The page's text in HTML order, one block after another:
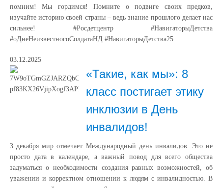
помним! Мы гордимся! Помните о подвиге своих предков,
изучайте историю своей страны – ведь знание прошлого делает нас
сильнее! #Росдетцентр #НавигаторыДетства
#оДнеНеизвестногоСолдатаНД #НавигаторыДетства25
03.12.2025
«Такие, как мы»: 8
класс постигает этику
инклюзии в День
инвалидов!
3 декабря мир отмечает Международный день инвалидов. Это не
просто дата в календаре, а важный повод для всего общества
задуматься о необходимости создания равных возможностей, об
уважении и корректном отношении к людям с инвалидностью. В